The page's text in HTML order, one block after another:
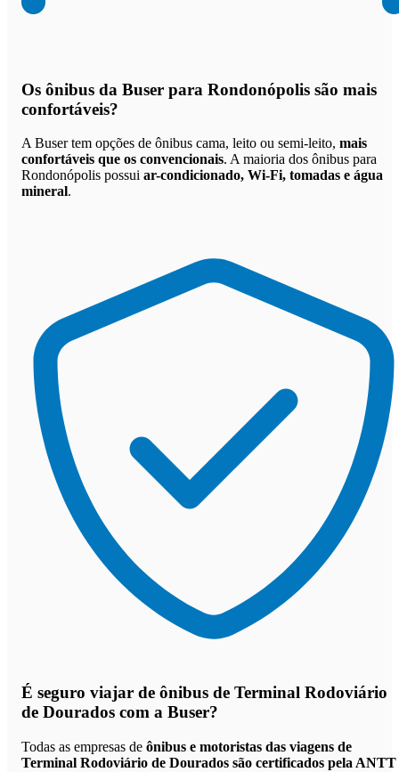
Os ônibus da Buser para Rondonópolis são mais
confortáveis?
A Buser tem opções de ônibus cama, leito ou semi-leito, mais
confortáveis que os convencionais. A maioria dos ônibus para
Rondonópolis possui ar-condicionado, Wi-Fi, tomadas e água
mineral.
É seguro viajar de ônibus de Terminal Rodoviário
de Dourados com a Buser?
Todas as empresas de ônibus e motoristas das viagens de
Terminal Rodoviário de Dourados são certificados pela ANTT